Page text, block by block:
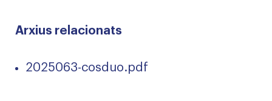
Arxius relacionats
2025063-cosduo.pdf